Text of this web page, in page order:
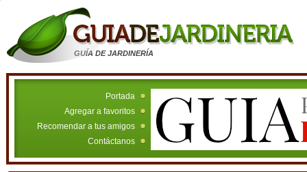
GUÍA DE JARDINERÍA
Portada
Agregar a favoritos
Recomendar a tus amigos
Contáctanos